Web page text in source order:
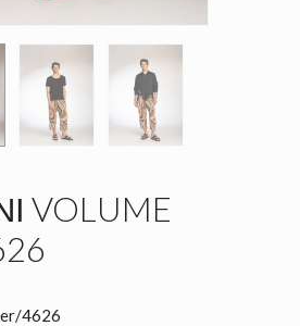
VOLUME
4626